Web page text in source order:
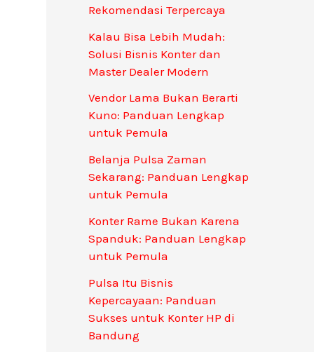
Rekomendasi Terpercaya
Kalau Bisa Lebih Mudah:
Solusi Bisnis Konter dan
Master Dealer Modern
Vendor Lama Bukan Berarti
Kuno: Panduan Lengkap
untuk Pemula
Belanja Pulsa Zaman
Sekarang: Panduan Lengkap
untuk Pemula
Konter Rame Bukan Karena
Spanduk: Panduan Lengkap
untuk Pemula
Pulsa Itu Bisnis
Kepercayaan: Panduan
Sukses untuk Konter HP di
Bandung